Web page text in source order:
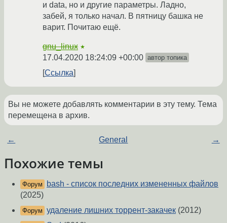
и data, но и другие параметры. Ладно,
забей, я только начал. В пятницу башка не
варит. Почитаю ещё.
gnu_linux ★
17.04.2020 18:24:09 +00:00 автор топика
Ссылка
Вы не можете добавлять комментарии в эту тему. Тема
перемещена в архив.
← General →
Похожие темы
Форум
bash - список последних измененных файлов
(2025)
Форум удаление лишних торрент-закачек (2012)